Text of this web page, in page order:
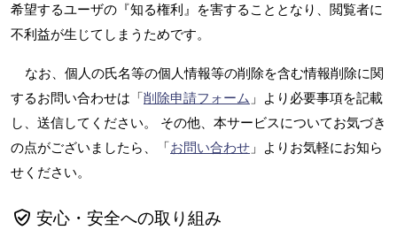
希望するユーザの『知る権利』を害することとなり、閲覧者に
不利益が生じてしまうためです。
なお、個人の氏名等の個人情報等の削除を含む情報削除に関
するお問い合わせは「削除申請フォーム 」より必要事項を記載
し、送信してください。 その他、本サービスについてお気づき
の点がございましたら、「お問い合わせ 」よりお気軽にお知ら
せください。
安心・安全への取り組み